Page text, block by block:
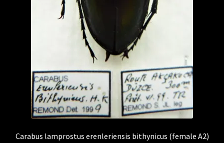
Carabus lamprostus erenleriensis bithynicus (female A2)